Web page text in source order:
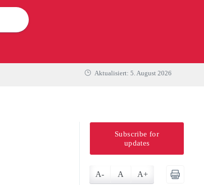
Aktualisiert: 5. August 2026
Subscribe for
updates
A- A A+